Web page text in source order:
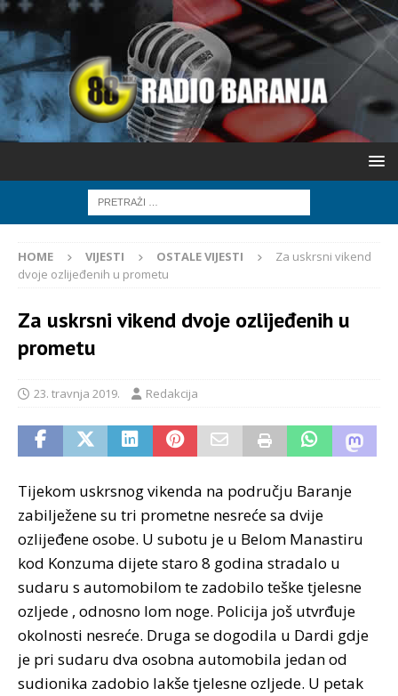
HOME VIJESTI OSTALE VIJESTI
Za uskrsni vikend
dvoje ozlijeđenih u prometu
Za uskrsni vikend dvoje ozlijeđenih u
prometu
23. travnja 2019. Redakcija
Tijekom uskrsnog vikenda na području Baranje
zabilježene su tri prometne nesreće sa dvije
ozlijeđene osobe. U subotu je u Belom Manastiru
kod Konzuma dijete staro 8 godina stradalo u
sudaru s automobilom te zadobilo teške tjelesne
ozljede , odnosno lom noge. Policija još utvrđuje
okolnosti nesreće. Druga se dogodila u Dardi gdje
je pri sudaru dva osobna automobila jedan od
sudionika zadobio lakše tjelesne ozljede. U petak